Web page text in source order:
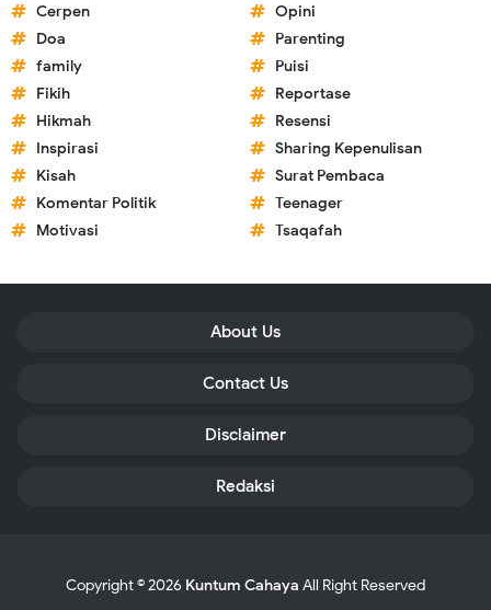
Cerpen
Doa
family
Fikih
Hikmah
Inspirasi
Kisah
Komentar Politik
Motivasi
Opini
Parenting
Puisi
Reportase
Resensi
Sharing Kepenulisan
Surat Pembaca
Teenager
Tsaqafah
About Us
Contact Us
Disclaimer
Redaksi
Copyright ©2026 Kuntum Cahaya All Right Reserved